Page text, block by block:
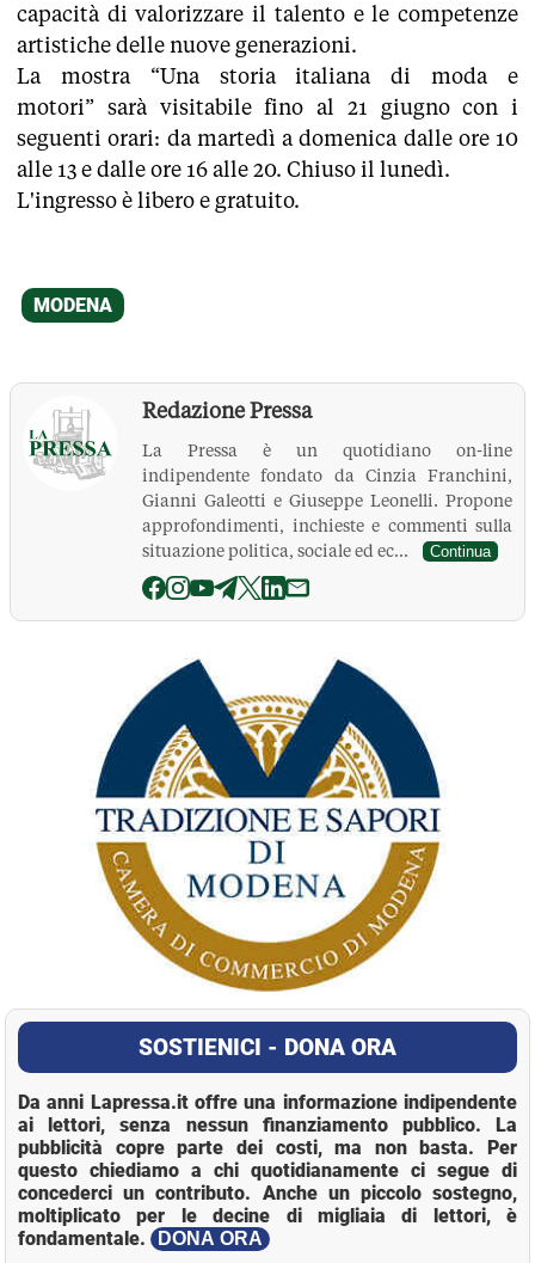
capacità di valorizzare il talento e le competenze
artistiche delle nuove generazioni.
La mostra “Una storia italiana di moda e
motori” sarà visitabile fino al 21 giugno con i
seguenti orari: da martedì a domenica dalle ore 10
alle 13 e dalle ore 16 alle 20. Chiuso il lunedì.
L'ingresso è libero e gratuito.
Redazione Pressa
La Pressa è un quotidiano on-line
indipendente fondato da Cinzia Franchini,
Gianni Galeotti e Giuseppe Leonelli. Propone
approfondimenti, inchieste e commenti sulla
situazione politica, sociale ed ec...
Continua
SOSTIENICI - DONA ORA
Da anni Lapressa.it offre una informazione indipendente
ai lettori, senza nessun finanziamento pubblico. La
pubblicità copre parte dei costi, ma non basta. Per
questo chiediamo a chi quotidianamente ci segue di
concederci un contributo. Anche un piccolo sostegno,
moltiplicato per le decine di migliaia di lettori, è
fondamentale.
DONA ORA